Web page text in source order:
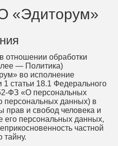
«Эдиторум»
отношении обработки
— Политика)
во исполнение
1 статьи 18.1 Федерального
ФЗ «О персональных
данных) в
прав и свобод человека и
его персональных данных,
частной